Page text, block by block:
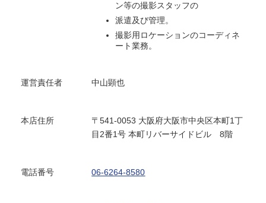
ン等の撮影スタッフの
派遣及び管理。
撮影用ロケーションのコーディネ
ート業務。
運営責任者 中山顕也
本店住所
〒541-0053 大阪府大阪市中央区本町1丁
目2番1号 本町リバーサイドビル 8階
電話番号 06-6264-8580